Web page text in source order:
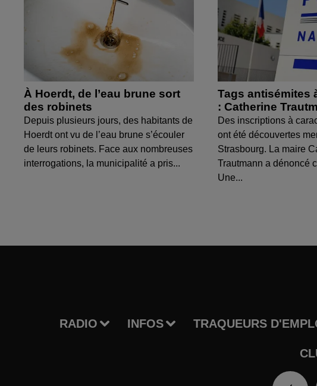
À Hoerdt, de l’eau brune sort
des robinets
Depuis plusieurs jours, des habitants de
Hoerdt ont vu de l’eau brune s’écouler
de leurs robinets. Face aux nombreuses
interrogations, la municipalité a pris...
Tags antisémites
: Catherine
Des inscriptions à
ont été découvertes
Strasbourg. La maire
Trautmann a dénoncé
Une...
RADIO INFOS TRAQUEURS